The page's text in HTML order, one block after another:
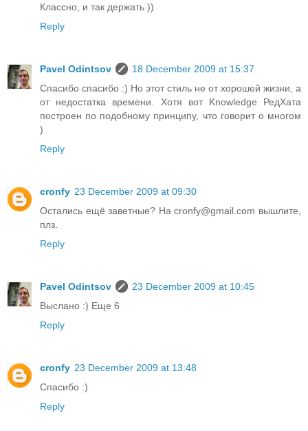
Классно, и так держать ))
Reply
Pavel Odintsov
18 December 2009 at 15:37
Спасибо спасибо :) Но этот стиль не от хорошей жизни, а
от недостатка времени. Хотя вот Knowledge РедХата
построен по подобному принципу, что говорит о многом
)
Reply
cronfy 23 December 2009 at 09:30
Остались ещё заветные? На cronfy@gmail.com вышлите,
плз.
Reply
Pavel Odintsov
23 December 2009 at 10:45
Выслано :) Еще 6
Reply
cronfy 23 December 2009 at 13:48
Спасибо :)
Reply